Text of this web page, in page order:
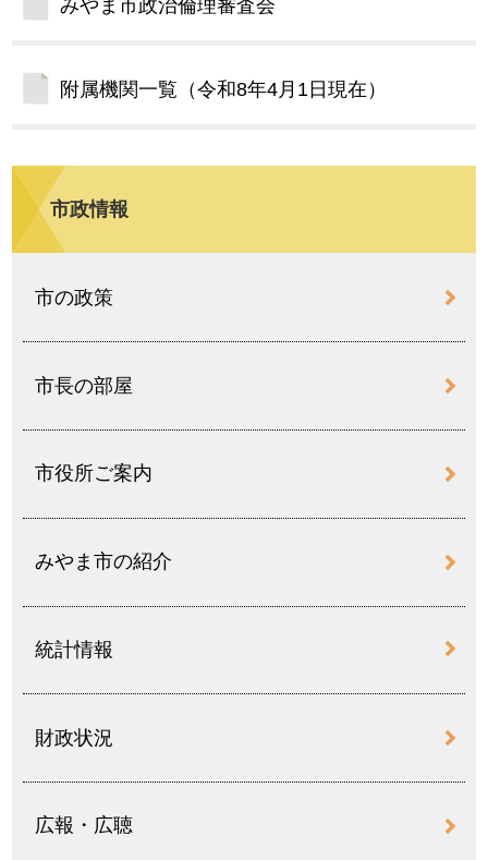
みやま市政治倫理審査会
附属機関一覧（令和8年4月1日現在）
市政情報
市の政策
市長の部屋
市役所ご案内
みやま市の紹介
統計情報
財政状況
広報・広聴